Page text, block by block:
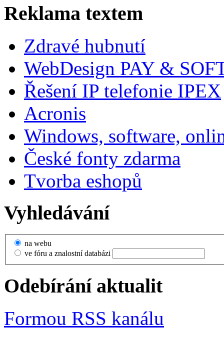
Reklama textem
Zdravé hubnutí
WebDesign PAY &
Řešení IP telefonie IPEX
Acronis
Windows, software,
České fonty zdarma
Tvorba eshopů
Vyhledávání
na webu
ve fóru a znalostní databázi
Odebírání aktualit
Formou RSS kanálu